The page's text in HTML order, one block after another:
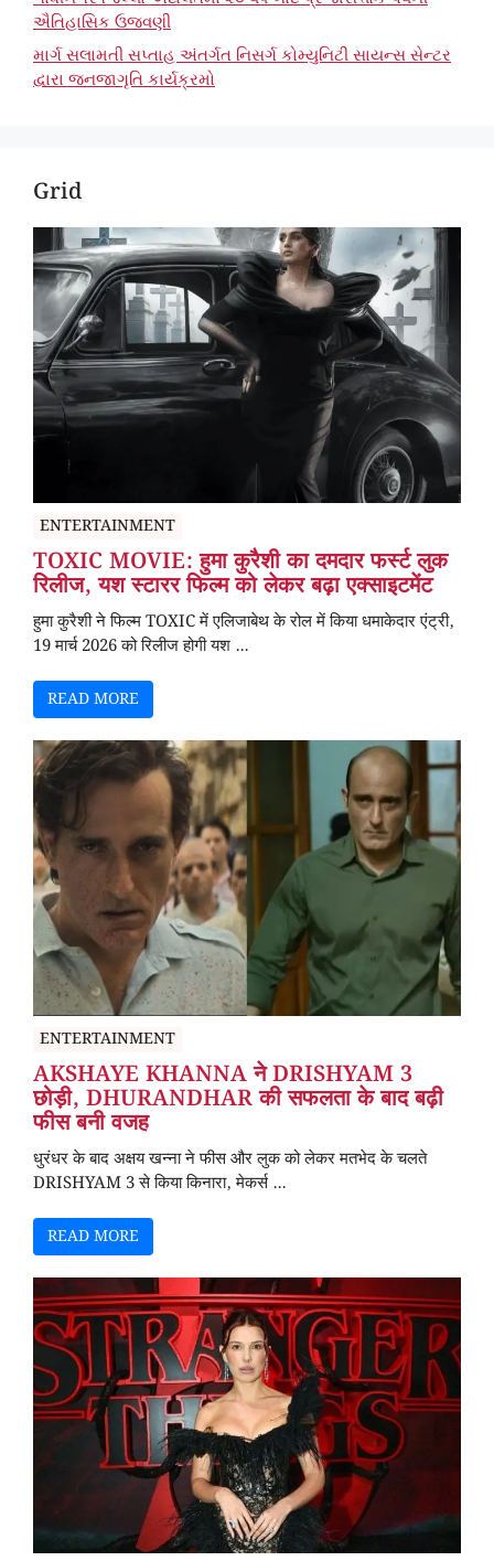
ઐતિહાસિક ઉજવણી
માર્ગ સલામતી સપ્તાહ અંતર્ગત નિસર્ગ કોમ્યુનિટી સાયન્સ સેન્ટર
દ્વારા જનજાગૃતિ કાર્યક્રમો
Grid
ENTERTAINMENT
TOXIC MOVIE: हुमा कुरैशी का दमदार फर्स्ट लुक
रिलीज, यश स्टारर फिल्म को लेकर बढ़ा एक्साइटमेंट
हुमा कुरैशी ने फिल्म TOXIC में एलिजाबेथ के रोल में किया धमाकेदार एंट्री,
19 मार्च 2026 को रिलीज होगी यश ...
READ MORE
ENTERTAINMENT
AKSHAYE KHANNA ने DRISHYAM 3
छोड़ी, DHURANDHAR की सफलता के बाद बढ़ी
फीस बनी वजह
धुरंधर के बाद अक्षय खन्ना ने फीस और लुक को लेकर मतभेद के चलते
DRISHYAM 3 से किया किनारा, मेकर्स ...
READ MORE